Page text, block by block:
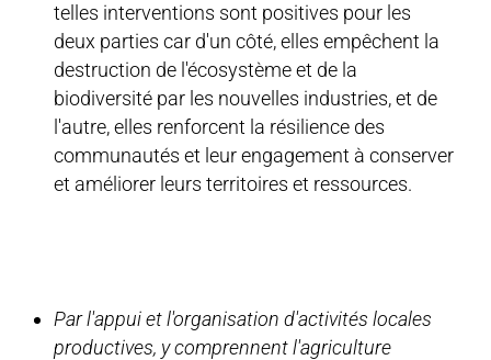
telles interventions sont positives pour les
deux parties car d'un côté, elles empêchent la
destruction de l'écosystème et de la
biodiversité par les nouvelles industries, et de
l'autre, elles renforcent la résilience des
communautés et leur engagement à conserver
et améliorer leurs territoires et ressources.
Par l'appui et l'organisation d'activités locales
productives, y comprennent l'agriculture